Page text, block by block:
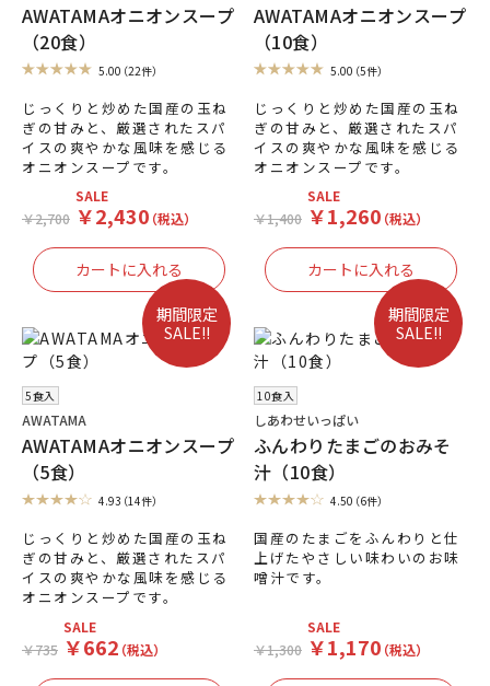
AWATAMAオニオンスープ
（20食）
5.00（22件）
じっくりと炒めた国産の玉ね
ぎの甘みと、厳選されたスパ
イスの爽やかな風味を感じる
オニオンスープです。
￥2,700
SALE
￥2,430（税込）
AWATAMAオニオンスープ
（10食）
5.00（5件）
じっくりと炒めた国産の玉ね
ぎの甘みと、厳選されたスパ
イスの爽やかな風味を感じる
オニオンスープです。
￥1,400
SALE
￥1,260（税込）
期間限定
SALE!!
5食入
AWATAMA
AWATAMAオニオンスープ
（5食）
4.93（14件）
じっくりと炒めた国産の玉ね
ぎの甘みと、厳選されたスパ
イスの爽やかな風味を感じる
オニオンスープです。
￥735
SALE
￥662（税込）
期間限定
SALE!!
10食入
しあわせいっぱい
ふんわりたまごのおみそ
汁（10食）
4.50（6件）
国産のたまごをふんわりと仕
上げたやさしい味わいのお味
噌汁です。
￥1,300
SALE
￥1,170（税込）